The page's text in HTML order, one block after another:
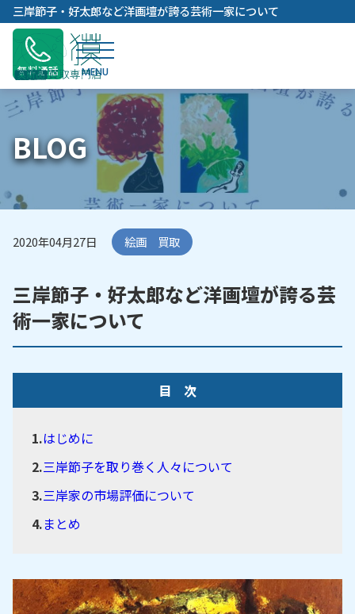
内
容
キ
ッ
プ
三岸節子・好太郎など洋画壇が誇る芸術一家について
無料通話
BLOG
2020年04月27日 絵画 買取
三岸節子・好太郎など洋画壇が誇る芸
術一家について
目 次
はじめに
三岸節子を取り巻く人々について
三岸家の市場評価について
まとめ